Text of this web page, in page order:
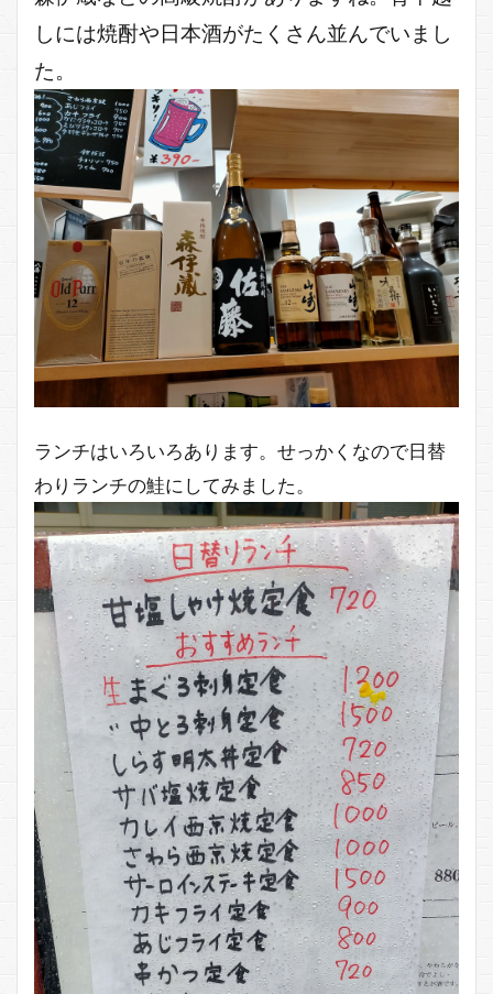
しには焼酎や日本酒がたくさん並んでいまし
た。
ランチはいろいろあります。せっかくなので日替
わりランチの鮭にしてみました。